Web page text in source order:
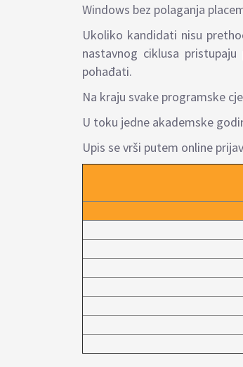
Windows bez polaganja
Ukoliko kandidati nisu
nastavnog ciklusa
pohađati.
Na kraju svake programske
U toku jedne akademske
Upis se vrši putem online